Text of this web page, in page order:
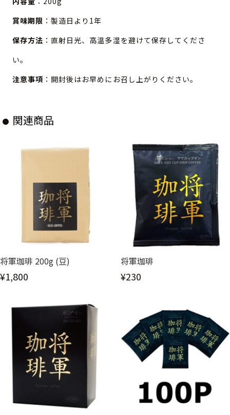
賞味期限 ：製造日より1年
保存方法 ：直射日光、高温多湿を避けて保存してくださ
い。
注意事項 ：開封後はお早めにお召し上がりください。
関連商品
将軍珈琲 200g (豆)
¥1,800
将軍珈琲
¥230